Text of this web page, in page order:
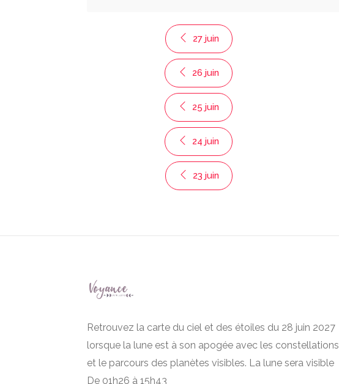
27 juin
26 juin
25 juin
24 juin
23 juin
Retrouvez la carte du ciel et des étoiles du 28 juin 2027
lorsque la lune est à son apogée avec les constellations
et le parcours des planètes visibles. La lune sera visible
De 01h26 à 15h43